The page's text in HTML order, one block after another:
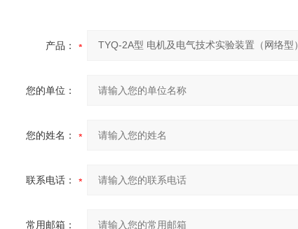
产品：
您的单位：
您的姓名：
联系电话：
常用邮箱：